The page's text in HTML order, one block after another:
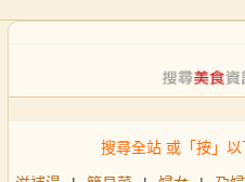
搜尋全站 或「按」